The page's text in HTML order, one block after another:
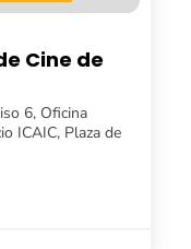
Cine de
6, Oficina
ICAIC, Plaza de